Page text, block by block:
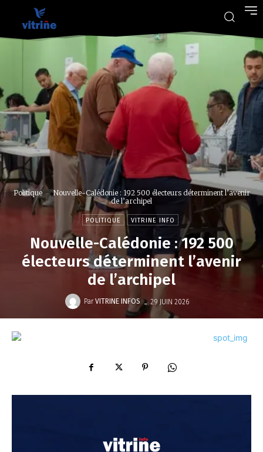
Politique
Nouvelle-Calédonie : 192 500 électeurs déterminent l’avenir
de l’archipel
POLITIQUE VITRINE INFO
Nouvelle-Calédonie : 192 500
électeurs déterminent l’avenir
de l’archipel
Par VITRINE INFOS - 29 JUIN 2026